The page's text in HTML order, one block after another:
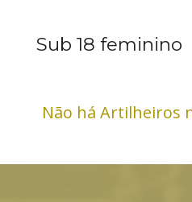
Sub 18 feminino
Não há Artilheiros